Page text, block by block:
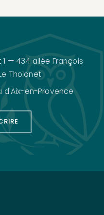
— 434 allée François
Tholonet
d'Aix-en-Provence